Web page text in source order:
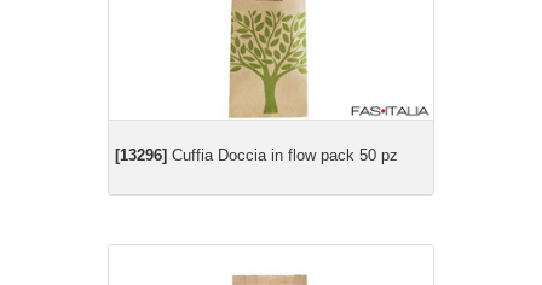
[13296] Cuffia Doccia in flow pack 50 pz